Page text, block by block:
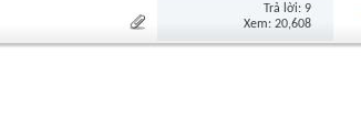
Trả lời: 9
Xem: 20,608